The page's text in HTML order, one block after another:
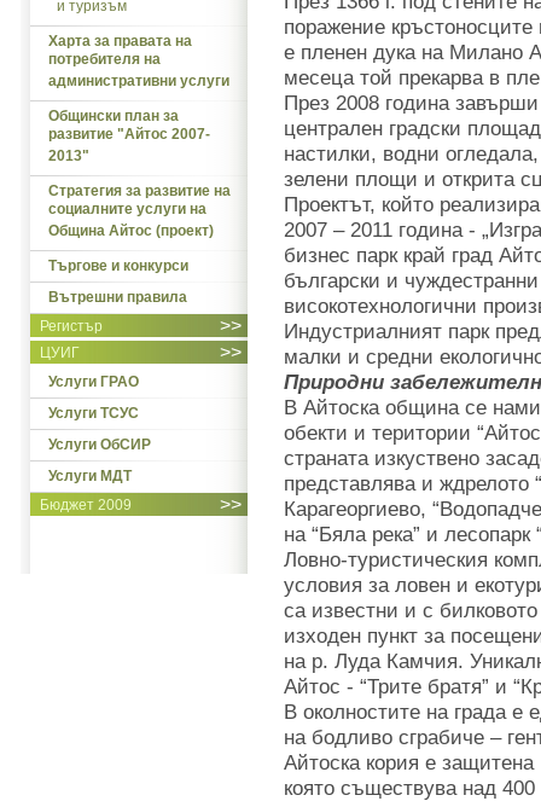
и туризъм
Харта за правата на
потребителя на
административни услуги
Общински план за
развитие "Айтос 2007-
2013"
Стратегия за развитие на
социалните услуги на
Община Айтос (проект)
Търгове и конкурси
Вътрешни правила
>>
Регистър
>>
ЦУИГ
Услуги ГРАО
Услуги ТСУС
Услуги ОбСИР
Услуги МДТ
>>
Бюджет 2009
поражение
е пленен дука на Милано
месеца той прекарва в
През 2008 година
централен градски
настилки, водни
зелени площи и открита
Проектът, който
2007 – 2011 година -
бизнес парк край град
български и
високотехнологични
Индустриалният парк
малки и средни
Природни
В Айтоска община се
обекти и територии
страната изкуствено
представлява и ждрелото
Карагеоргиево,
на “Бяла река” и лесопарк
Ловно-туристическия
условия за ловен и
са известни и с
изходен пункт за
на р. Луда Камчия.
Айтос - “Трите братя” и
В околностите на града е
на бодливо сграбиче –
Айтоска кория е
която съществува над 400